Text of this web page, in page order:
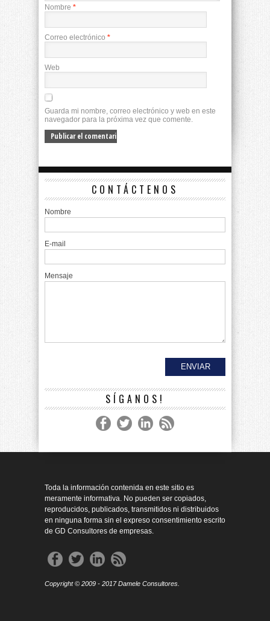
Nombre *
Correo electrónico *
Web
Guarda mi nombre, correo electrónico y web en este
navegador para la próxima vez que comente.
CONTÁCTENOS
Nombre
E-mail
Mensaje
SÍGANOS!
Toda la información contenida en este sitio es
meramente informativa. No pueden ser copiados,
reproducidos, publicados, transmitidos ni distribuidos
en ninguna forma sin el expreso consentimiento escrito
de GD Consultores de empresas.
Copyright © 2009 - 2017 Damele Consultores.